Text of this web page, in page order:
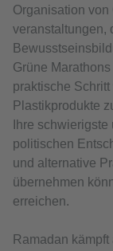
Organisation
veranstaltungen,
Grüne
praktische
Plastikprodukte
Ihre
politischen
und alternative
übernehmen
erreichen.
Ramadan